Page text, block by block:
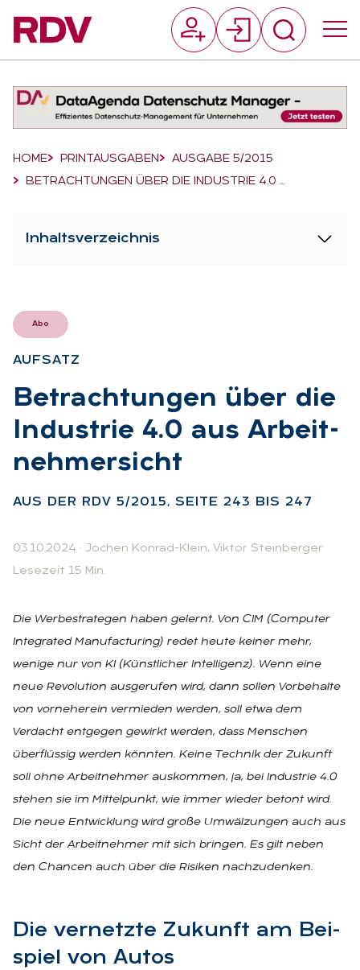
Breadcrumb-Navigation
HOME PRINTAUSGABEN
AUSGABE 5/2015
BETRACHTUNGEN ÜBER DIE INDUSTRIE 4.0 …
Inhaltsverzeichnis
Abo
AUF­SATZ
:Be­trach­tun­gen über die
In­dus­trie 4.0 aus Ar­beit­
neh­mer­sicht
AUS DER RDV 5/2015, SEI­TE 243 BIS 247
03.10.2024 · Jochen Konrad-Klein, Viktor Steinberger
Lesezeit 15 Min.
Die Werbestrategen haben gelernt. Von CIM (Computer
Integrated Manufacturing) redet heute keiner mehr,
wenige nur von KI (Künstlicher Intelligenz). Wenn eine
neue Revolution ausgerufen wird, dann sollen Vorbehalte
von vorneherein vermieden werden, soll etwa dem
Verdacht entgegen gewirkt werden, dass Menschen
überflüssig werden könnten. Keine Technik der Zukunft
soll ohne Arbeitnehmer auskommen, ja, bei Industrie 4.0
stehen sie im Mittelpunkt, wie immer wieder betont wird.
Die neue Entwicklung wird große Umwälzungen auch aus
Sicht der Arbeitnehmer mit sich bringen. Es gilt neben
den Chancen auch über die Risiken nachzudenken.
Die ver­netz­te Zu­kunft am Bei­
spiel von Au­tos